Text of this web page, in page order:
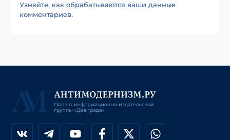
Узнайте, как обрабатываются ваши данные
комментариев.